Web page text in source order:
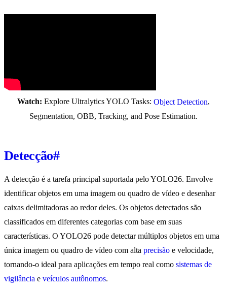
Watch: Explore Ultralytics YOLO Tasks: Object Detection,
Segmentation, OBB, Tracking, and Pose Estimation.
Detecção#
A detecção é a tarefa principal suportada pelo YOLO26. Envolve
identificar objetos em uma imagem ou quadro de vídeo e desenhar
caixas delimitadoras ao redor deles. Os objetos detectados são
classificados em diferentes categorias com base em suas
características. O YOLO26 pode detectar múltiplos objetos em uma
única imagem ou quadro de vídeo com alta precisão e velocidade,
tornando-o ideal para aplicações em tempo real como sistemas de
vigilância e veículos autônomos.